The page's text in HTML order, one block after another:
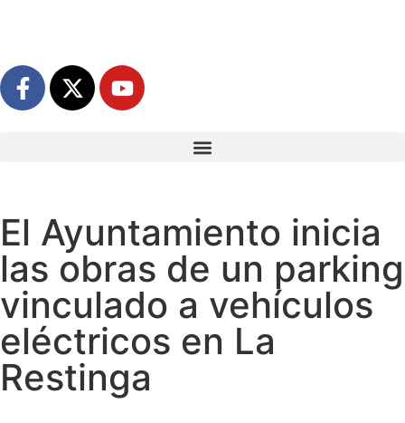
El Ayuntamiento inicia
las obras de un parking
vinculado a vehículos
eléctricos en La
Restinga